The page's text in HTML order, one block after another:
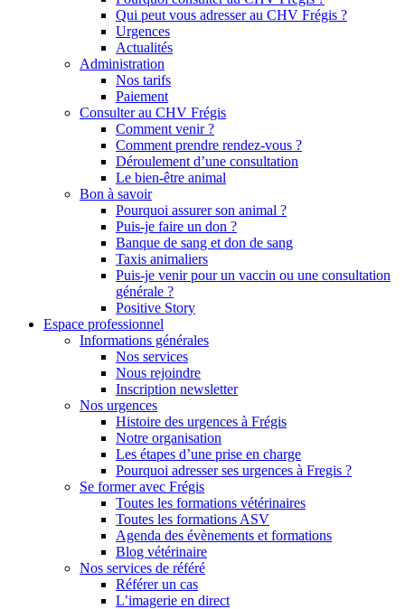
Qui peut vous adresser au CHV Frégis ?
Urgences
Actualités
Administration
Nos tarifs
Paiement
Consulter au CHV Frégis
Comment venir ?
Comment prendre rendez-vous ?
Déroulement d’une consultation
Le bien-être animal
Bon à savoir
Pourquoi assurer son animal ?
Puis-je faire un don ?
Banque de sang et don de sang
Taxis animaliers
Puis-je venir pour un vaccin ou une consultation
générale ?
Positive Story
Espace professionnel
Informations générales
Nos services
Nous rejoindre
Inscription newsletter
Nos urgences
Histoire des urgences à Frégis
Notre organisation
Les étapes d’une prise en charge
Pourquoi adresser ses urgences à Fregis ?
Se former avec Frégis
Toutes les formations vétérinaires
Toutes les formations ASV
Agenda des évènements et formations
Blog vétérinaire
Nos services de référé
Référer un cas
L’imagerie en direct